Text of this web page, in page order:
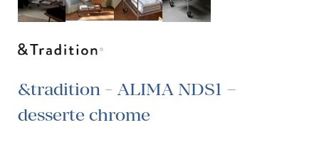
&tradition - ALIMA NDS1 –
desserte chrome